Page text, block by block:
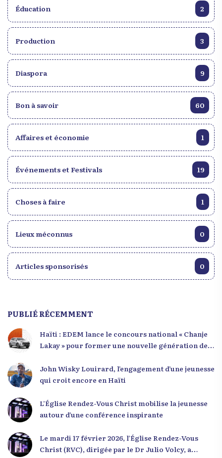
Éducation 2
Production 3
Diaspora 9
Bon à savoir 60
Affaires et économie 1
Événements et Festivals 19
Choses à faire 1
Lieux méconnus 0
Articles sponsorisés 0
PUBLIÉ RÉCEMMENT
Haïti : EDEM lance le concours national « Chanje
Lakay » pour former une nouvelle génération de
John Wisky Louirard, l’engagement d’une jeunesse
qui croit encore en Haïti
L’Église Rendez-Vous Christ mobilise la jeunesse
autour d’une conférence inspirante
Le mardi 17 février 2026, l’Église Rendez-Vous
Christ (RVC), dirigée par le Dr Julio Volcy, a